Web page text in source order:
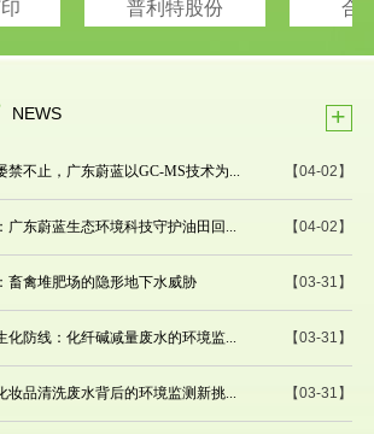
普利特股份 合
NEWS +
【04-02】
禁不止，广东蔚蓝以GC-MS技术为...
【04-02】
广东蔚蓝生态环境科技守护油田回...
【03-31】
畜禽堆肥场的隐形地下水威胁
【03-31】
化防线：化纤碱减量废水的环境监...
【03-31】
妆品清洗废水背后的环境监测新挑...